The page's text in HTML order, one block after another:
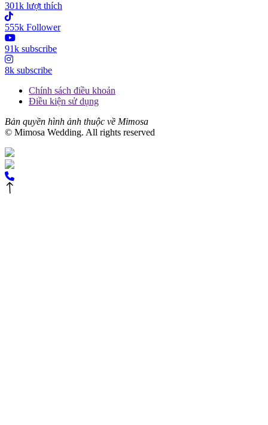
301k lượt thích
555k Follower
91k subscribe
8k subscribe
Chính sách điều khoản
Điều kiện sử dụng
Bản quyền hình ảnh thuộc về Mimosa
© Mimosa Wedding. All rights reserved